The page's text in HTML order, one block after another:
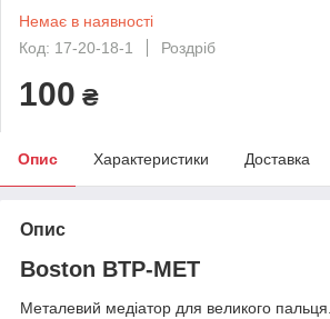
Немає в наявності
Код: 17-20-18-1
Роздріб
100 ₴
Опис Характеристики Доставка
Опис
Boston BTP-MET
Металевий медіатор для великого